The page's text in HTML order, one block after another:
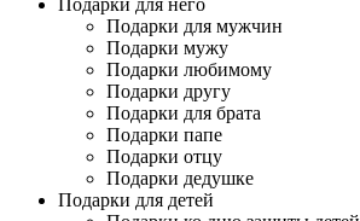
Подарки для него
Подарки для мужчин
Подарки мужу
Подарки любимому
Подарки другу
Подарки для брата
Подарки папе
Подарки отцу
Подарки дедушке
Подарки для детей